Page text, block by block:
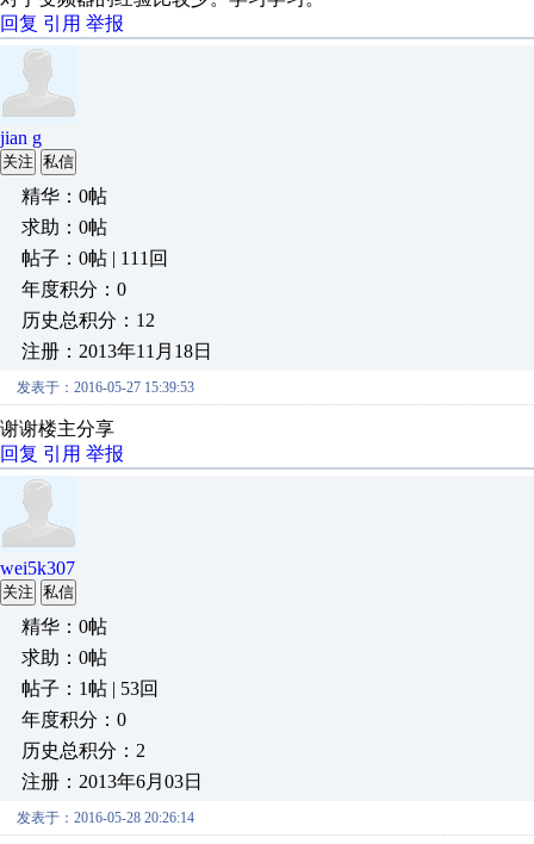
回复 引用 举报
jian g
关注 私信
精华：0帖
求助：0帖
帖子：0帖 | 111回
年度积分：0
历史总积分：12
注册：2013年11月18日
发表于：2016-05-27 15:39:53
谢谢楼主分享
回复 引用 举报
wei5k307
关注 私信
精华：0帖
求助：0帖
帖子：1帖 | 53回
年度积分：0
历史总积分：2
注册：2013年6月03日
发表于：2016-05-28 20:26:14